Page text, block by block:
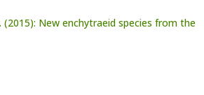
(2015): New enchytraeid species from the